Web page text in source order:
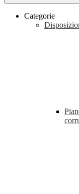
Categorie